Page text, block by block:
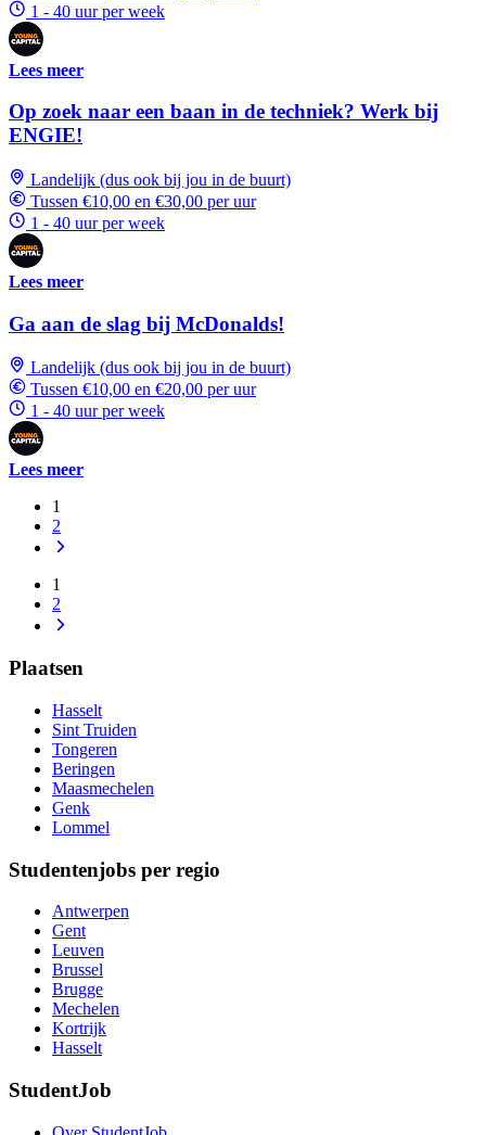
1 - 40 uur per week
Lees meer
Op zoek naar een baan in de techniek? Werk bij
ENGIE!
Landelijk (dus ook bij jou in de buurt)
Tussen €10,00 en €30,00 per uur
1 - 40 uur per week
Lees meer
Ga aan de slag bij McDonalds!
Landelijk (dus ook bij jou in de buurt)
Tussen €10,00 en €20,00 per uur
1 - 40 uur per week
Lees meer
1
2
1
2
Plaatsen
Hasselt
Sint Truiden
Tongeren
Beringen
Maasmechelen
Genk
Lommel
Studentenjobs per regio
Antwerpen
Gent
Leuven
Brussel
Brugge
Mechelen
Kortrijk
Hasselt
StudentJob